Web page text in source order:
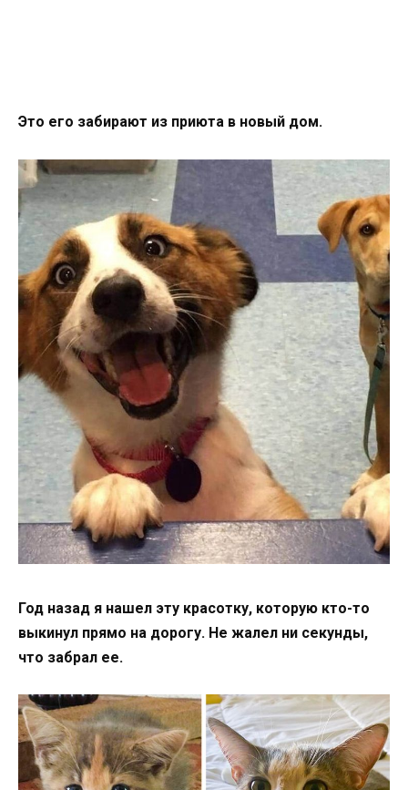
Это его забирают из приюта в новый дом.
Год назад я нашел эту красотку, которую кто-то
выкинул прямо на дорогу. Не жалел ни секунды,
что забрал ее.